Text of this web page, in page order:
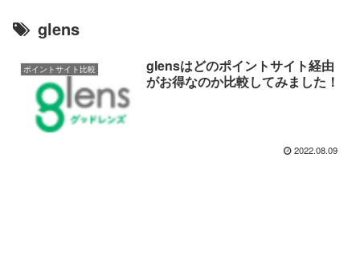
glens
ポイントサイト比較
glensはどのポイントサイト経由
がお得なのか比較してみました！
2022.08.09